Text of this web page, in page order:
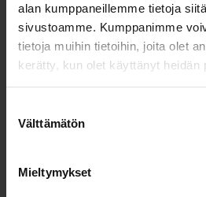
alan kumppaneillemme tietoja
sivustoamme. Kumppanimme
tietoja muihin tietoihin, joita olet
kerätty, kun olet käyttänyt heidän
valinta
Välttämätön
Mieltymykset
"*" näyttää pakolliset